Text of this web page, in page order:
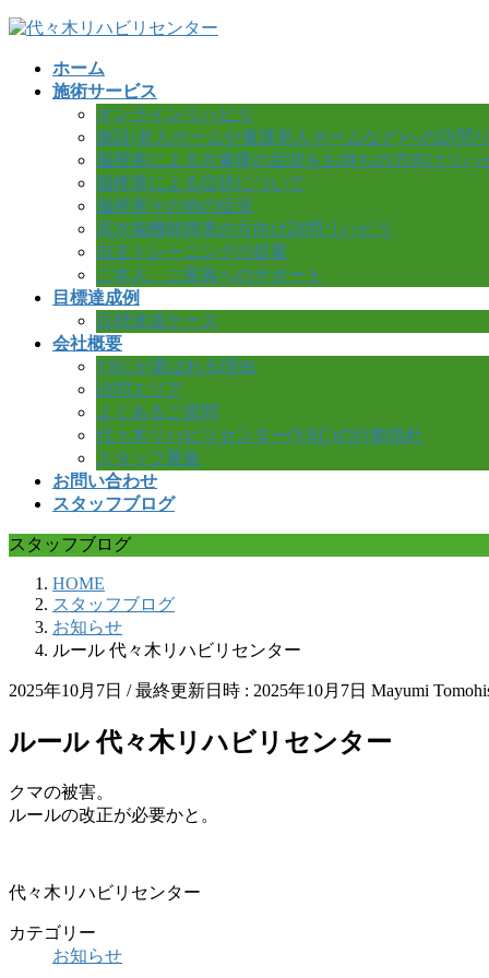
コ
ナ
ホーム
施術サービス
オンラインリハビリ
施設(老人ホームや養護老人ホームなど)への訪問
脳梗塞による片麻痺の症状をお持ちの方向けリハ
脳梗塞による症状について
脳梗塞その他の症状
高次脳機能障害の方向け訪問リハビリ
自主トレーニングの提案
ご本人、ご家族へのサポート
目標達成例
目標達成ケース
会社概要
YRCが選ばれる理由
訪問エリア
よくあるご質問
代々木リハビリセンター(YRC)の行動指針
スタッフ募集
お問い合わせ
スタッフブログ
スタッフブログ
HOME
スタッフブログ
お知らせ
ルール 代々木リハビリセンター
2025年10月7日 / 最終更新日時 : 2025年10月7日 Mayumi
ルール 代々木リハビリセンター
クマの被害。
ルールの改正が必要かと。
代々木リハビリセンター
カテゴリー
お知らせ